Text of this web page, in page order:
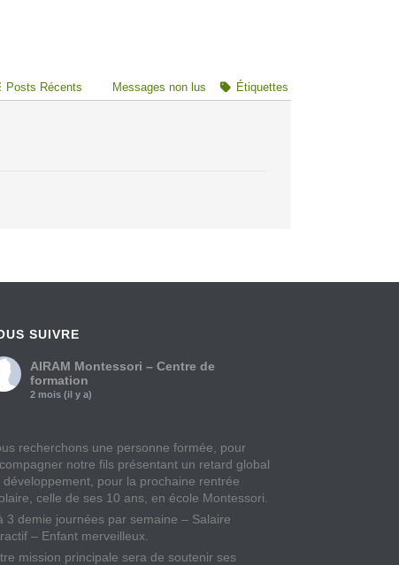
Posts Récents Messages non lus Étiquettes
SUIVRE
AIRAM Montessori – Centre de
formation
2 mois (il y a)
recherchons une personne formée, pour
notre fils présentant un retard global
développement, pour la prochaine rentrée
celle de ses 10 ans, en école Montessori.
3 demie journées par semaine – Salaire
– Enfant merveilleux.
mission principale sera de soutenir ses